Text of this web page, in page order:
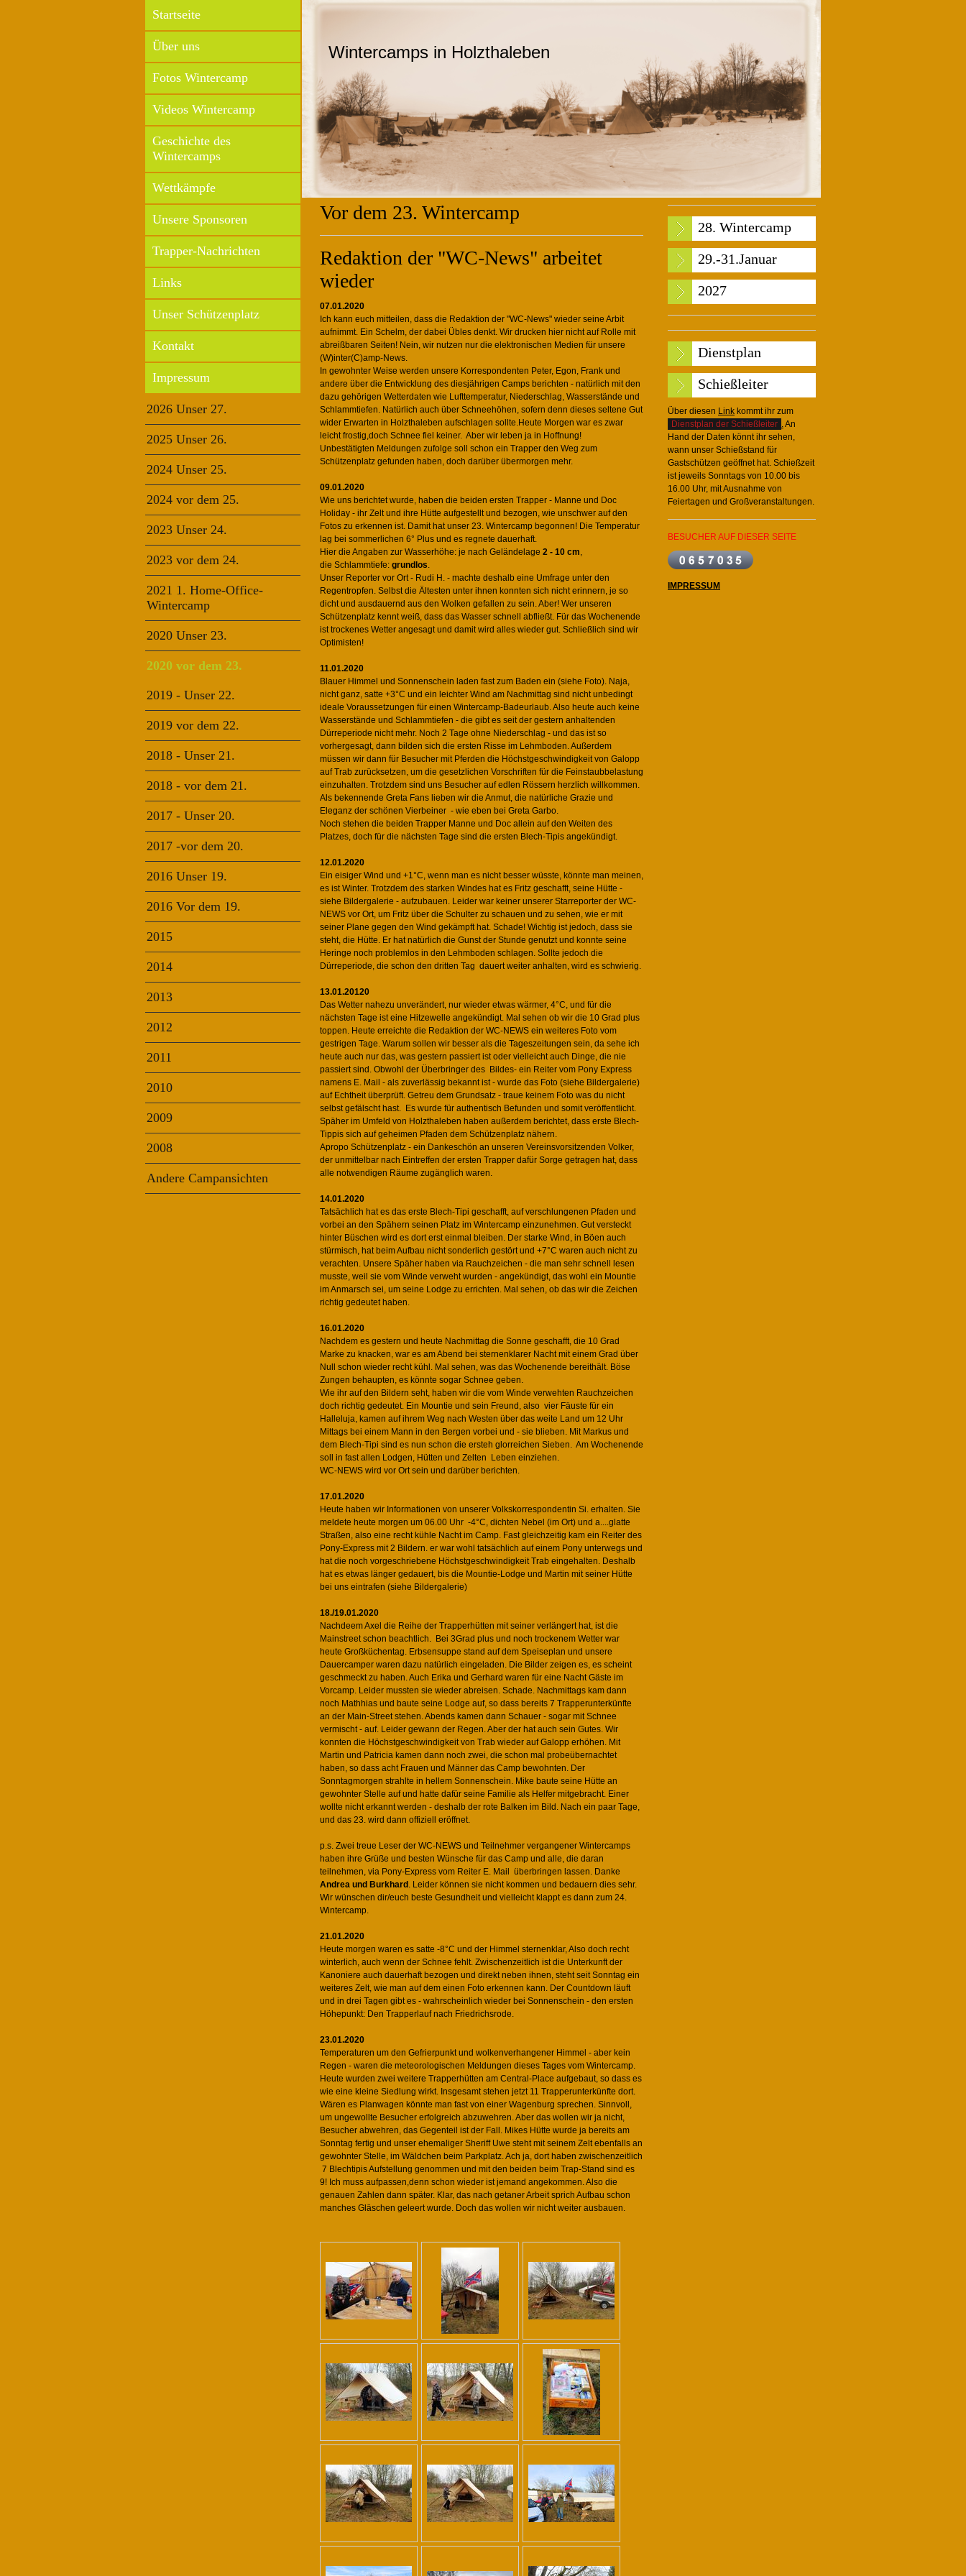
Startseite
Über uns
Fotos Wintercamp
Videos Wintercamp
Geschichte des
Wintercamps
Wettkämpfe
Unsere Sponsoren
Trapper-Nachrichten
Links
Unser Schützenplatz
Kontakt
Impressum
2026 Unser 27.
2025 Unser 26.
2024 Unser 25.
2024 vor dem 25.
2023 Unser 24.
2023 vor dem 24.
2021 1. Home-Office-
Wintercamp
2020 Unser 23.
2020 vor dem 23.
2019 - Unser 22.
2019 vor dem 22.
2018 - Unser 21.
2018 - vor dem 21.
2017 - Unser 20.
2017 -vor dem 20.
2016 Unser 19.
2016 Vor dem 19.
2015
2014
2013
2012
2011
2010
2009
2008
Andere Campansichten
Wintercamps in Holzthaleben
Vor dem 23. Wintercamp
Redaktion der "WC-News" arbeitet
wieder
07.01.2020
Ich kann euch mitteilen, dass die Redaktion der "WC-News" wieder seine Arbit
aufnimmt. Ein Schelm, der dabei Übles denkt. Wir drucken hier nicht auf Rolle mit
abreißbaren Seiten! Nein, wir nutzen nur die elektronischen Medien für unsere
(W)inter(C)amp-News.
In gewohnter Weise werden unsere Korrespondenten Peter, Egon, Frank und
andere über die Entwicklung des diesjährigen Camps berichten - natürlich mit den
dazu gehörigen Wetterdaten wie Lufttemperatur, Niederschlag, Wasserstände und
Schlammtiefen. Natürlich auch über Schneehöhen, sofern denn dieses seltene Gut
wider Erwarten in Holzthaleben aufschlagen sollte.Heute Morgen war es zwar
leicht frostig,doch Schnee fiel keiner. Aber wir leben ja in Hoffnung!
Unbestätigten Meldungen zufolge soll schon ein Trapper den Weg zum
Schützenplatz gefunden haben, doch darüber übermorgen mehr.
09.01.2020
Wie uns berichtet wurde, haben die beiden ersten Trapper - Manne und Doc
Holiday - ihr Zelt und ihre Hütte aufgestellt und bezogen, wie unschwer auf den
Fotos zu erkennen ist. Damit hat unser 23. Wintercamp begonnen! Die Temperatur
lag bei sommerlichen 6° Plus und es regnete dauerhaft.
Hier die Angaben zur Wasserhöhe: je nach Geländelage 2 - 10 cm,
die Schlammtiefe: grundlos.
Unser Reporter vor Ort - Rudi H. - machte deshalb eine Umfrage unter den
Regentropfen. Selbst die Ältesten unter ihnen konnten sich nicht erinnern, je so
dicht und ausdauernd aus den Wolken gefallen zu sein. Aber! Wer unseren
Schützenplatz kennt weiß, dass das Wasser schnell abfließt. Für das Wochenende
ist trockenes Wetter angesagt und damit wird alles wieder gut. Schließlich sind wir
Optimisten!
11.01.2020
Blauer Himmel und Sonnenschein laden fast zum Baden ein (siehe Foto). Naja,
nicht ganz, satte +3°C und ein leichter Wind am Nachmittag sind nicht unbedingt
ideale Voraussetzungen für einen Wintercamp-Badeurlaub. Also heute auch keine
Wasserstände und Schlammtiefen - die gibt es seit der gestern anhaltenden
Dürreperiode nicht mehr. Noch 2 Tage ohne Niederschlag - und das ist so
vorhergesagt, dann bilden sich die ersten Risse im Lehmboden. Außerdem
müssen wir dann für Besucher mit Pferden die Höchstgeschwindigkeit von Galopp
auf Trab zurücksetzen, um die gesetzlichen Vorschriften für die Feinstaubbelastung
einzuhalten. Trotzdem sind uns Besucher auf edlen Rössern herzlich willkommen.
Als bekennende Greta Fans lieben wir die Anmut, die natürliche Grazie und
Eleganz der schönen Vierbeiner - wie eben bei Greta Garbo.
Noch stehen die beiden Trapper Manne und Doc allein auf den Weiten des
Platzes, doch für die nächsten Tage sind die ersten Blech-Tipis angekündigt.
12.01.2020
Ein eisiger Wind und +1°C, wenn man es nicht besser wüsste, könnte man meinen,
es ist Winter. Trotzdem des starken Windes hat es Fritz geschafft, seine Hütte -
siehe Bildergalerie - aufzubauen. Leider war keiner unserer Starreporter der WC-
NEWS vor Ort, um Fritz über die Schulter zu schauen und zu sehen, wie er mit
seiner Plane gegen den Wind gekämpft hat. Schade! Wichtig ist jedoch, dass sie
steht, die Hütte. Er hat natürlich die Gunst der Stunde genutzt und konnte seine
Heringe noch problemlos in den Lehmboden schlagen. Sollte jedoch die
Dürreperiode, die schon den dritten Tag dauert weiter anhalten, wird es schwierig.
13.01.20120
Das Wetter nahezu unverändert, nur wieder etwas wärmer, 4°C, und für die
nächsten Tage ist eine Hitzewelle angekündigt. Mal sehen ob wir die 10 Grad plus
toppen. Heute erreichte die Redaktion der WC-NEWS ein weiteres Foto vom
gestrigen Tage. Warum sollen wir besser als die Tageszeitungen sein, da sehe ich
heute auch nur das, was gestern passiert ist oder vielleicht auch Dinge, die nie
passiert sind. Obwohl der Überbringer des Bildes- ein Reiter vom Pony Express
namens E. Mail - als zuverlässig bekannt ist - wurde das Foto (siehe Bildergalerie)
auf Echtheit überprüft. Getreu dem Grundsatz - traue keinem Foto was du nicht
selbst gefälscht hast. Es wurde für authentisch Befunden und somit veröffentlicht.
Späher im Umfeld von Holzthaleben haben außerdem berichtet, dass erste Blech-
Tippis sich auf geheimen Pfaden dem Schützenplatz nähern.
Apropo Schützenplatz - ein Dankeschön an unseren Vereinsvorsitzenden Volker,
der unmittelbar nach Eintreffen der ersten Trapper dafür Sorge getragen hat, dass
alle notwendigen Räume zugänglich waren.
14.01.2020
Tatsächlich hat es das erste Blech-Tipi geschafft, auf verschlungenen Pfaden und
vorbei an den Spähern seinen Platz im Wintercamp einzunehmen. Gut versteckt
hinter Büschen wird es dort erst einmal bleiben. Der starke Wind, in Böen auch
stürmisch, hat beim Aufbau nicht sonderlich gestört und +7°C waren auch nicht zu
verachten. Unsere Späher haben via Rauchzeichen - die man sehr schnell lesen
musste, weil sie vom Winde verweht wurden - angekündigt, das wohl ein Mountie
im Anmarsch sei, um seine Lodge zu errichten. Mal sehen, ob das wir die Zeichen
richtig gedeutet haben.
16.01.2020
Nachdem es gestern und heute Nachmittag die Sonne geschafft, die 10 Grad
Marke zu knacken, war es am Abend bei sternenklarer Nacht mit einem Grad über
Null schon wieder recht kühl. Mal sehen, was das Wochenende bereithält. Böse
Zungen behaupten, es könnte sogar Schnee geben.
Wie ihr auf den Bildern seht, haben wir die vom Winde verwehten Rauchzeichen
doch richtig gedeutet. Ein Mountie und sein Freund, also vier Fäuste für ein
Halleluja, kamen auf ihrem Weg nach Westen über das weite Land um 12 Uhr
Mittags bei einem Mann in den Bergen vorbei und - sie blieben. Mit Markus und
dem Blech-Tipi sind es nun schon die ersteh glorreichen Sieben. Am Wochenende
soll in fast allen Lodgen, Hütten und Zelten Leben einziehen.
WC-NEWS wird vor Ort sein und darüber berichten.
17.01.2020
Heute haben wir Informationen von unserer Volkskorrespondentin Si. erhalten. Sie
meldete heute morgen um 06.00 Uhr -4°C, dichten Nebel (im Ort) und a....glatte
Straßen, also eine recht kühle Nacht im Camp. Fast gleichzeitig kam ein Reiter des
Pony-Express mit 2 Bildern. er war wohl tatsächlich auf einem Pony unterwegs und
hat die noch vorgeschriebene Höchstgeschwindigkeit Trab eingehalten. Deshalb
hat es etwas länger gedauert, bis die Mountie-Lodge und Martin mit seiner Hütte
bei uns eintrafen (siehe Bildergalerie)
18./19.01.2020
Nachdeem Axel die Reihe der Trapperhütten mit seiner verlängert hat, ist die
Mainstreet schon beachtlich. Bei 3Grad plus und noch trockenem Wetter war
heute Großküchentag. Erbsensuppe stand auf dem Speiseplan und unsere
Dauercamper waren dazu natürlich eingeladen. Die Bilder zeigen es, es scheint
geschmeckt zu haben. Auch Erika und Gerhard waren für eine Nacht Gäste im
Vorcamp. Leider mussten sie wieder abreisen. Schade. Nachmittags kam dann
noch Mathhias und baute seine Lodge auf, so dass bereits 7 Trapperunterkünfte
an der Main-Street stehen. Abends kamen dann Schauer - sogar mit Schnee
vermischt - auf. Leider gewann der Regen. Aber der hat auch sein Gutes. Wir
konnten die Höchstgeschwindigkeit von Trab wieder auf Galopp erhöhen. Mit
Martin und Patricia kamen dann noch zwei, die schon mal probeübernachtet
haben, so dass acht Frauen und Männer das Camp bewohnten. Der
Sonntagmorgen strahlte in hellem Sonnenschein. Mike baute seine Hütte an
gewohnter Stelle auf und hatte dafür seine Familie als Helfer mitgebracht. Einer
wollte nicht erkannt werden - deshalb der rote Balken im Bild. Nach ein paar Tage,
und das 23. wird dann offiziell eröffnet.
p.s. Zwei treue Leser der WC-NEWS und Teilnehmer vergangener Wintercamps
haben ihre Grüße und besten Wünsche für das Camp und alle, die daran
teilnehmen, via Pony-Express vom Reiter E. Mail überbringen lassen. Danke
Andrea und Burkhard . Leider können sie nicht kommen und bedauern dies sehr.
Wir wünschen dir/euch beste Gesundheit und vielleicht klappt es dann zum 24.
Wintercamp.
21.01.2020
Heute morgen waren es satte -8°C und der Himmel sternenklar, Also doch recht
winterlich, auch wenn der Schnee fehlt. Zwischenzeitlich ist die Unterkunft der
Kanoniere auch dauerhaft bezogen und direkt neben ihnen, steht seit Sonntag ein
weiteres Zelt, wie man auf dem einen Foto erkennen kann. Der Countdown läuft
und in drei Tagen gibt es - wahrscheinlich wieder bei Sonnenschein - den ersten
Höhepunkt: Den Trapperlauf nach Friedrichsrode.
23.01.2020
Temperaturen um den Gefrierpunkt und wolkenverhangener Himmel - aber kein
Regen - waren die meteorologischen Meldungen dieses Tages vom Wintercamp.
Heute wurden zwei weitere Trapperhütten am Central-Place aufgebaut, so dass es
wie eine kleine Siedlung wirkt. Insgesamt stehen jetzt 11 Trapperunterkünfte dort.
Wären es Planwagen könnte man fast von einer Wagenburg sprechen. Sinnvoll,
um ungewollte Besucher erfolgreich abzuwehren. Aber das wollen wir ja nicht,
Besucher abwehren, das Gegenteil ist der Fall. Mikes Hütte wurde ja bereits am
Sonntag fertig und unser ehemaliger Sheriff Uwe steht mit seinem Zelt ebenfalls an
gewohnter Stelle, im Wäldchen beim Parkplatz. Ach ja, dort haben zwischenzeitlich
7 Blechtipis Aufstellung genommen und mit den beiden beim Trap-Stand sind es
9! Ich muss aufpassen,denn schon wieder ist jemand angekommen. Also die
genauen Zahlen dann später. Klar, das nach getaner Arbeit sprich Aufbau schon
manches Gläschen geleert wurde. Doch das wollen wir nicht weiter ausbauen.
28. Wintercamp
29.-31.Januar
2027
Dienstplan
Schießleiter
Über diesen Link kommt ihr zum
Dienstplan der Schießleiter .An
Hand der Daten könnt ihr sehen,
wann unser Schießstand für
Gastschützen geöffnet hat. Schießzeit
ist jeweils Sonntags von 10.00 bis
16.00 Uhr, mit Ausnahme von
Feiertagen und Großveranstaltungen.
BESUCHER AUF DIESER SEITE
IMPRESSUM